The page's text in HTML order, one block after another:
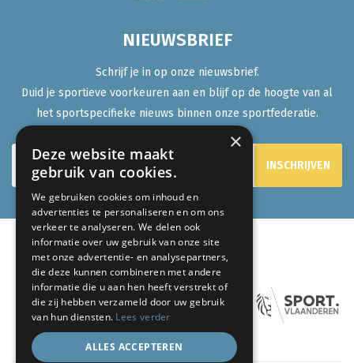
NIEUWSBRIEF
Schrijf je in op onze nieuwsbrief.
Duid je sportieve voorkeuren aan en blijf op de hoogte van al
het sportspecifieke nieuws binnen onze sportfederatie.
ONZE PARTNERS:
×
Deze website maakt
gebruik van cookies.
We gebruiken cookies om inhoud en
advertenties te personaliseren en om ons
verkeer te analyseren. We delen ook
informatie over uw gebruik van onze site
met onze advertentie- en analysepartners,
die deze kunnen combineren met andere
informatie die u aan hen heeft verstrekt of
die zij hebben verzameld door uw gebruik
van hun diensten. Lees verder
ALLES ACCEPTEREN